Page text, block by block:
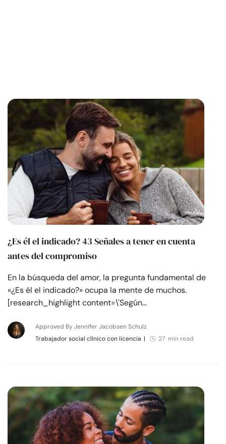
¿Es él el indicado? 43 Señales a tener en cuenta
antes del compromiso
En la búsqueda del amor, la pregunta fundamental de
«¿Es él el indicado?» ocupa la mente de muchos.
[research_highlight content=\'Según…
Approved By Jennifer Jacobsen Schulz
Trabajador social clínico con licencia | 27 min read